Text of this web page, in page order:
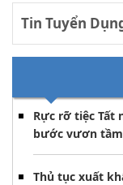
Tin Tuyển
Rực rỡ tiệc Tất
bước vươn
Thủ tục xuất